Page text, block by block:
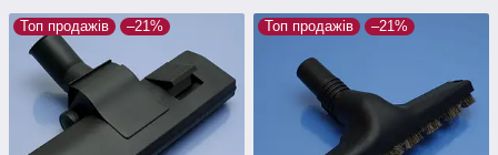
Топ продажів –21% Топ продажів –21%